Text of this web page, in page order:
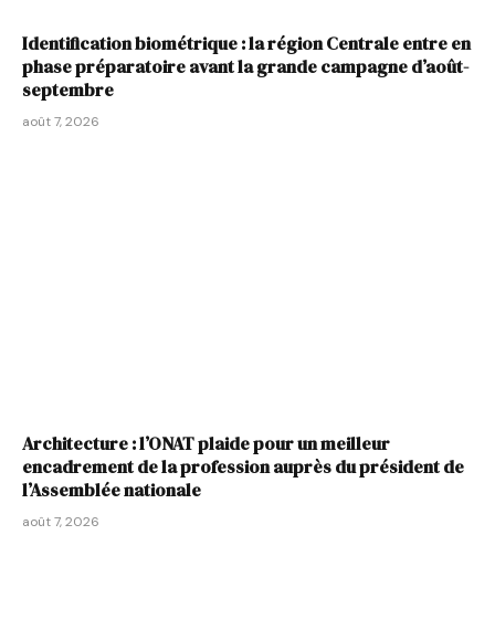
Identification biométrique : la région Centrale entre en
phase préparatoire avant la grande campagne d’août-
septembre
août 7, 2026
Architecture : l’ONAT plaide pour un meilleur
encadrement de la profession auprès du président de
l’Assemblée nationale
août 7, 2026